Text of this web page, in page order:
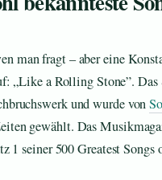
man fragt – aber eine
„Like a Rolling Stone”. Das
und wurde von
gewählt. Das
1 seiner 500 Greatest